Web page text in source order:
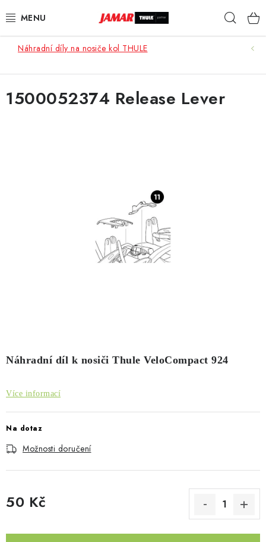
na
STŘEŠNÍ NOSIČE
BOXY NA TAŽNÁ ZAŘÍZENÍ
OSTATNÍ NOSIČE
STŘEŠNÍ KOŠE
AUTOSTANY
Náhradní díly na nosiče kol THULE
Náhradní díl k nosiči Thule VeloCompact 924
Více informací
Na dotaz
Možnosti doručení
50 Kč
1500052374 Release Lever